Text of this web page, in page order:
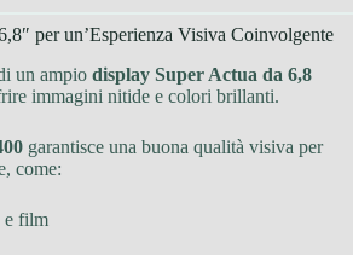
per un’Esperienza Visiva Coinvolgente
un ampio display Super Actua da 6,8
immagini nitide e colori brillanti.
garantisce una buona qualità visiva per
come:
e film